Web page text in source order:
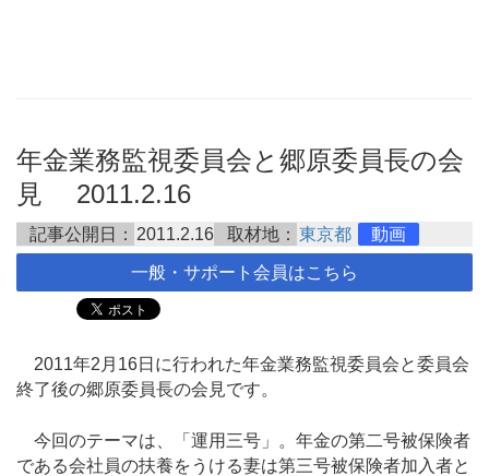
年金業務監視委員会と郷原委員長の会
見 2011.2.16
記事公開日： 2011.2.16 取材地： 東京都 動画
一般・サポート会員はこちら
2011年2月16日に行われた年金業務監視委員会と委員会
終了後の郷原委員長の会見です。
今回のテーマは、「運用三号」。年金の第二号被保険者
である会社員の扶養をうける妻は第三号被保険者加入者と